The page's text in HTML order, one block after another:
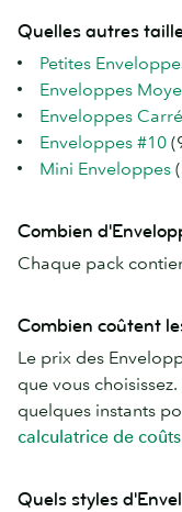
Quelles autres
Petites Enveloppe
Enveloppes
Enveloppes
Enveloppes #10
Mini Enveloppes
Combien
Chaque pack
Combien coûtent
Le prix des
que vous
quelques instants
calculatrice de
Quels styles